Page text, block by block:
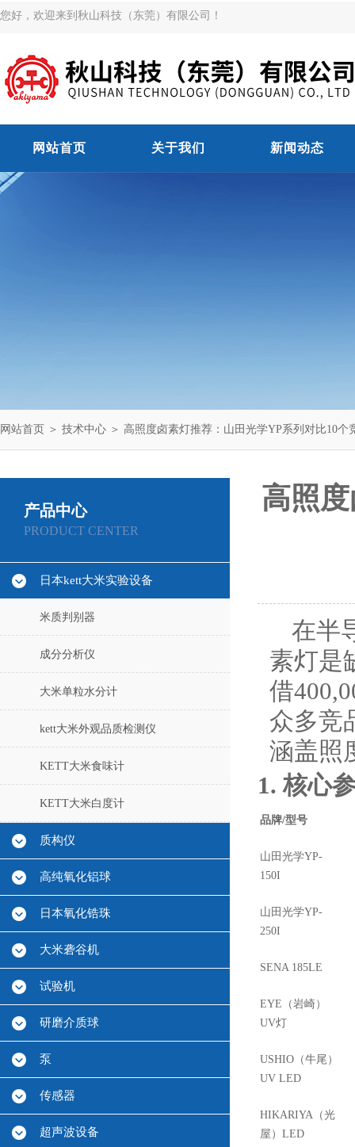
您好，欢迎来到秋山科技（东莞）有限公司！
网站首页 关于我们 新闻动态
网站首页 ＞ 技术中心 ＞ 高照度卤素灯推荐：山田光学YP系列对比10个
产品中心
PRODUCT CENTER
日本kett大米实验设备
米质判别器
成分分析仪
大米单粒水分计
kett大米外观品质检测仪
KETT大米食味计
KETT大米白度计
质构仪
高纯氧化铝球
日本氧化锆珠
大米砻谷机
试验机
研磨介质球
泵
传感器
超声波设备
高照
在半
素灯是
借
众多竞
涵盖照
1. 核心
品牌/型号
山田光学YP-
150I
山田光学YP-
250I
SENA 185LE
EYE（岩崎）
UV灯
USHIO（牛尾）
UV LED
HIKARIYA（光
屋）LED